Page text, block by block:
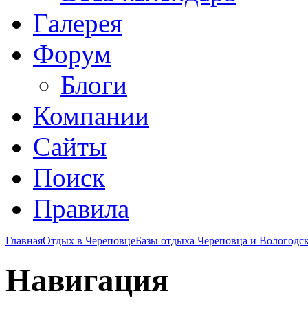
Галерея
Форум
Блоги
Компании
Сайты
Поиск
Правила
ГлавнаяОтдых в ЧереповцеБазы отдыха Череповца и
Навигация